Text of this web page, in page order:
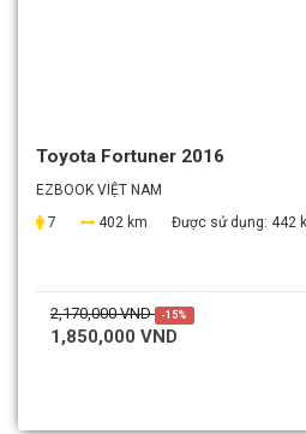
Toyota Fortuner 2016
EZBOOK VIỆT NAM
7
402 km Được sử dụng: 442
2,170,000 VND -15%
1,850,000 VND